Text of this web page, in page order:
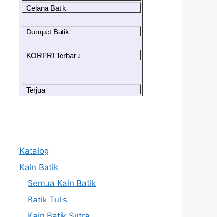
Celana Batik
Dompet Batik
KORPRI Terbaru
Terjual
Katalog
Kain Batik
Semua Kain Batik
Batik Tulis